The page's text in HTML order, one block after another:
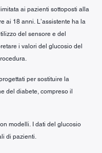
ai pazienti sottoposti alla
ai 18 anni. L’assistente ha la
del sensore e del
i valori del glucosio del
per sostituire la
del diabete, compreso il
modelli. I dati del glucosio
di pazienti.